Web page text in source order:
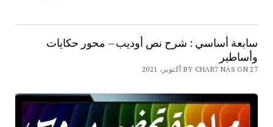
سابعة أساسي : شرح نص أوديب – محور حكايات
وأساطير
BY CHAR7 NAS ON 27 أكتوبر، 2021